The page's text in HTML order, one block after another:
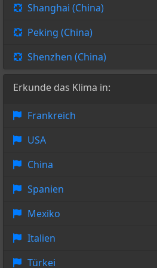
Shanghai (China)
Peking (China)
Shenzhen (China)
Erkunde das Klima in:
Frankreich
USA
China
Spanien
Mexiko
Italien
Türkei